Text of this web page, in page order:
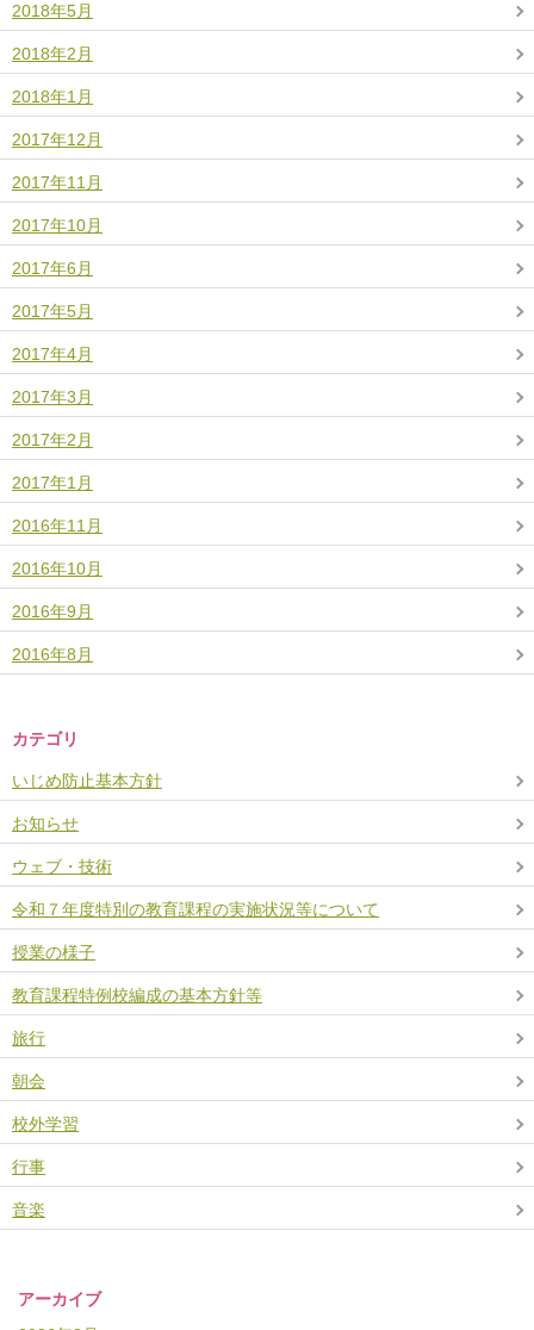
2018年5月
2018年2月
2018年1月
2017年12月
2017年11月
2017年10月
2017年6月
2017年5月
2017年4月
2017年3月
2017年2月
2017年1月
2016年11月
2016年10月
2016年9月
2016年8月
カテゴリ
いじめ防止基本方針
お知らせ
ウェブ・技術
令和７年度特別の教育課程の実施状況等について
授業の様子
教育課程特例校編成の基本方針等
旅行
朝会
校外学習
行事
音楽
アーカイブ